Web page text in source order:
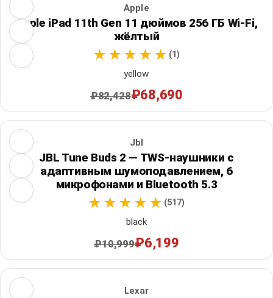
Apple
Apple iPad 11th Gen 11 дюймов 256 ГБ Wi‑Fi,
жёлтый
(1)
yellow
₽82,428₽68,690
Jbl
JBL Tune Buds 2 — TWS-наушники с
адаптивным шумоподавлением, 6
микрофонами и Bluetooth 5.3
(517)
black
₽10,999₽6,199
Lexar